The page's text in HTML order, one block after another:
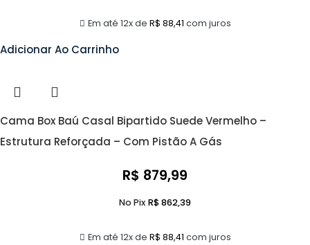
Em até 12x de R$ 88,41 com juros
Adicionar Ao Carrinho
Cama Box Baú Casal Bipartido Suede Vermelho –
Estrutura Reforçada – Com Pistão A Gás
R$ 879,99
Em até 12x de R$ 88,41 com juros
No Pix R$862,39